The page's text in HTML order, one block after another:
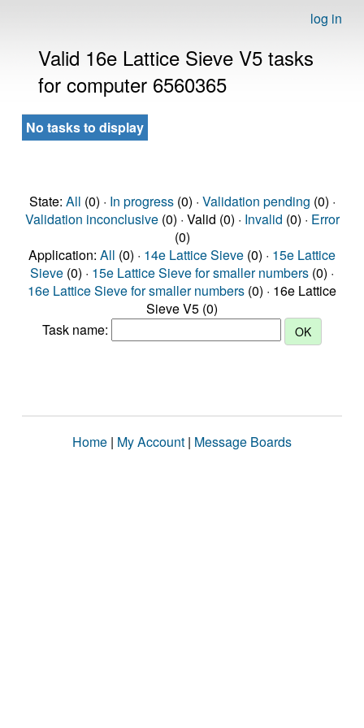
log in
Valid 16e Lattice Sieve V5 tasks
for computer 6560365
No tasks to display
State: All (0) · In progress(0) · Validation pending (0) ·
Validation inconclusive(0) · Valid (0) · Invalid (0) · Error
(0)
Application: All (0) · 14e Lattice Sieve (0) · 15e Lattice
Sieve (0) · 15e Lattice Sieve for smaller numbers (0) ·
16e Lattice Sieve for smaller numbers (0) · 16e Lattice
Sieve V5 (0)
Task name:
Home | My Account | Message Boards